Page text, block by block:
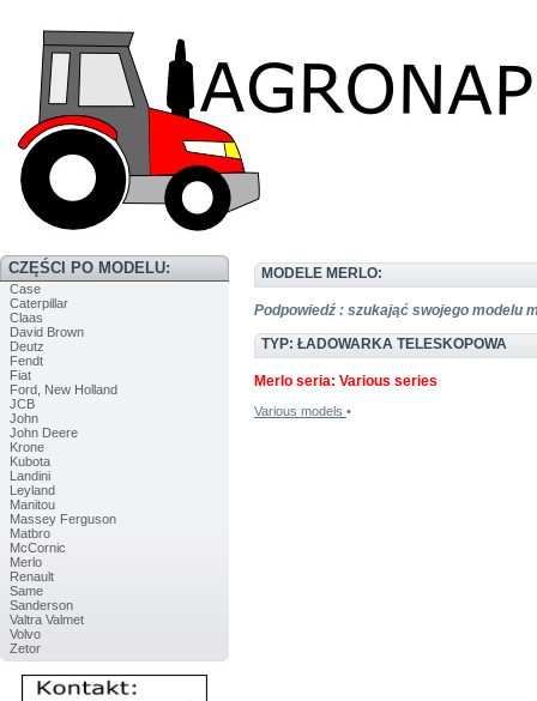
CZĘŚCI PO MODELU:
Case
Caterpillar
Claas
David Brown
Deutz
Fendt
Fiat
Ford, New Holland
JCB
John
John Deere
Krone
Kubota
Landini
Leyland
Manitou
Massey Ferguson
Matbro
McCornic
Merlo
Renault
Same
Sanderson
Valtra Valmet
Volvo
Zetor
MODELE MERLO:
Podpowiedź : szukająć swojego modelu
TYP: ŁADOWARKA TELESKOPOWA
Merlo seria: Various series
Various models •